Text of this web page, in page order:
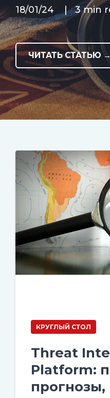
18/01/24 | 3 min
ЧИТАТЬ СТАТЬЮ →
КРУГЛЫЙ СТОЛ
Threat
Platform:
прогнозы,